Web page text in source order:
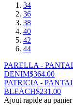
34
36
38
40
42
44
PARELLA -
DENIM$364.00
PATRICIA -
BLEACH$231.00
Ajout rapide au panier